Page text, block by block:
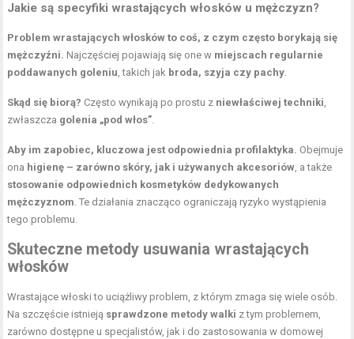
Jakie są specyfiki wrastających włosków u mężczyzn?
Problem wrastających włosków to coś, z czym często borykają się
mężczyźni. Najczęściej pojawiają się one w miejscach regularnie
poddawanych goleniu, takich jak broda, szyja czy pachy.
Skąd się biorą? Często wynikają po prostu z niewłaściwej techniki,
zwłaszcza golenia „pod włos”.
Aby im zapobiec, kluczowa jest odpowiednia profilaktyka. Obejmuje
ona higienę – zarówno skóry, jak i używanych akcesoriów, a także
stosowanie odpowiednich kosmetyków dedykowanych
mężczyznom. Te działania znacząco ograniczają ryzyko wystąpienia
tego problemu.
Skuteczne metody usuwania wrastających
włosków
Wrastające włoski to uciążliwy problem, z którym zmaga się wiele osób.
Na szczęście istnieją sprawdzone metody walki z tym problemem,
zarówno dostępne u specjalistów, jak i do zastosowania w domowej